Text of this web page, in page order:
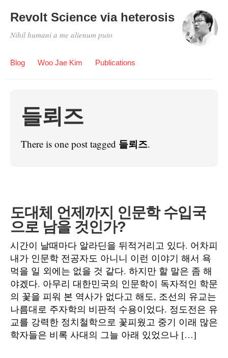
Revolt Science via heterosis
Nihil humani a me alienum puto
Blog Woo Jae Kim Publications
들뢰즈
There is one post tagged 들뢰즈.
도대체 언제까지 인문학 수입국
으로 남을 것인가?
시간이 날때마다 알라딘을 뒤적거리고 있다. 어차피
내가 인문학 전공자도 아니니 이런 이야기 해서 욕
먹을 일 외에는 없을 것 같다. 하지만 할 말은 좀 해
야겠다. 아무리 대한민국의 인문학이 독자적인 학문
의 꽃을 피워 본 역사가 없다고 해도, 조선의 유교는
나름대로 주자학의 비판적 수용이었다. 정도전은 유
교를 강력한 정치철학으로 꽃피웠고 중기 이래 많은
학자들은 비록 사대의 그늘 아래 있었으나 […]